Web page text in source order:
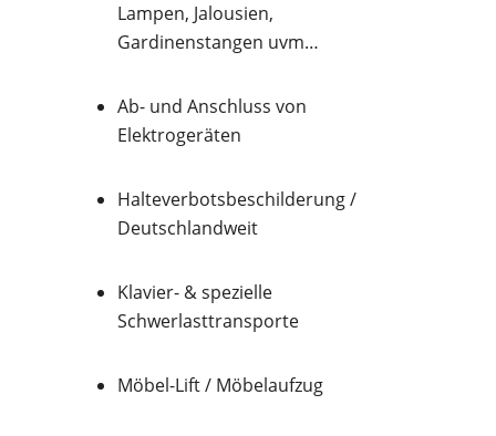
Lampen, Jalousien,
Gardinenstangen uvm…
Ab- und Anschluss von
Elektrogeräten
Halteverbotsbeschilderung /
Deutschlandweit
Klavier- & spezielle
Schwerlasttransporte
Möbel-Lift / Möbelaufzug